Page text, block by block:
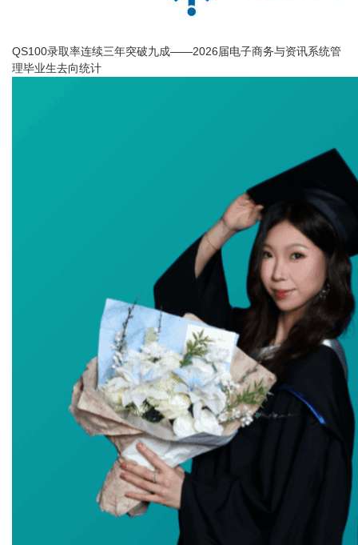
QS100录取率连续三年突破九成——2026届电子商务与资讯系统管
理毕业生去向统计